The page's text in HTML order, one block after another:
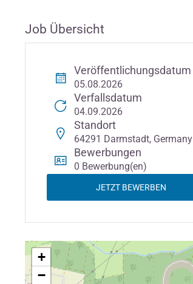
Job Übersicht
Veröffentlichungsdatum
05.08.2026
Verfallsdatum
04.09.2026
Standort
64291 Darmstadt, Germany
Bewerbungen
0 Bewerbung(en)
JETZT BEWERBEN
+
−